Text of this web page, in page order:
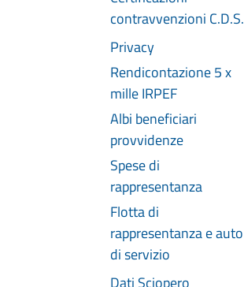
contravvenzioni C.D.S.
Privacy
Rendicontazione 5 x
mille IRPEF
Albi beneficiari
provvidenze
Spese di
rappresentanza
Flotta di
rappresentanza e auto
di servizio
Dati Sciopero